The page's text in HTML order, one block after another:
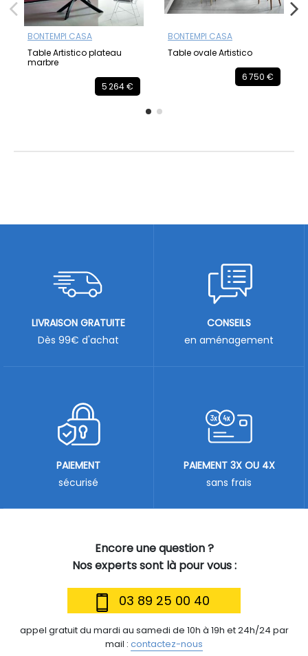
BONTEMPI CASA
Table Artistico plateau
marbre
5 264 €
BONTEMPI CASA
Table ovale Artistico
6 750 €
Encore une question ?
Nos experts sont là pour vous :
03 89 25 00 40
appel gratuit du mardi au samedi de 10h à 19h et 24h/24 par
mail : contactez-nous
LIVRAISON GRATUITE
Dès 99€ d'achat
CONSEILS
en aménagement
PAIEMENT
sécurisé
PAIEMENT 3X OU 4X
sans frais